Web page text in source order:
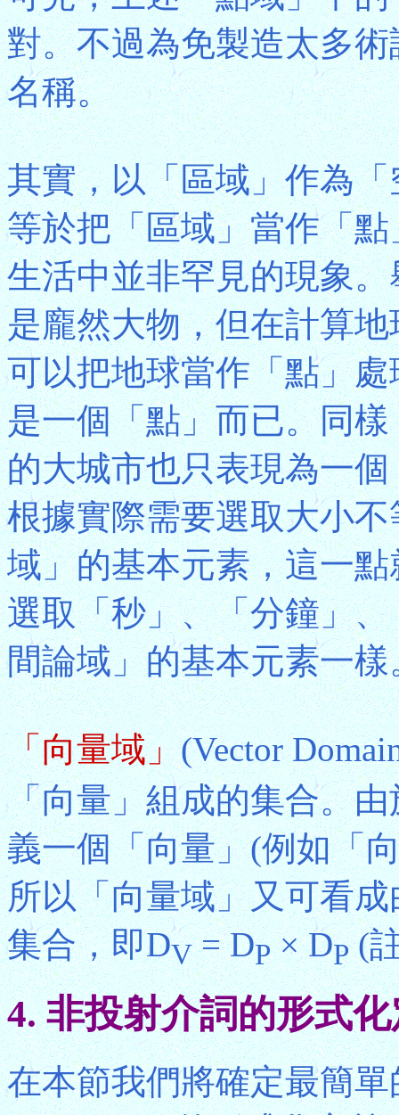
對。不過為免製造太多
名稱。
其實，以「區域」作為
等於把「區域」當作「
生活中並非罕見的現象
是龐然大物，但在計算
可以把地球當作「點」
是一個「點」而已。同
的大城市也只表現為一
根據實際需要選取大小
域」的基本元素，這一
選取「秒」、「分鐘」
間論域」的基本元素一樣
「向量域」(Vector
「向量」組成的集合。
義一個「向量」(例如「
所以「向量域」又可看
集合，即DV= DP× DP(
4. 非投射介詞的形式
在本節我們將確定最簡單